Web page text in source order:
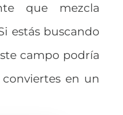
que mezcla
estás buscando
campo podría
en un